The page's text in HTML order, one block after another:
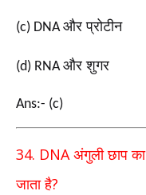
(c) DNAऔर प्रोटीन
(d) RNAऔर शुगर
Ans:- (c)
34. DNA अंगुली छाप
जाता है?